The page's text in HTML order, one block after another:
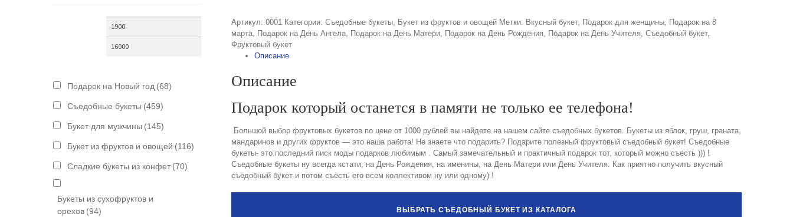
Артикул:0001 Категории:Съедобные букеты Букет из фруктов и овощей Метки: Вкусный букет, Подарок для женщины Подарок на 8
марта Подарок на День Ангела Подарок на День Матери Подарок на День Рождения Подарок на День Учителя ,Съедобный букет,
Фруктовый букет
Описание
Описание
Подарок который останется в памяти не только ее телефона!
Большой выбор фруктовых букетов по цене от 1000 рублей вы найдете на нашем сайте съедобных букетов. Букеты из яблок, груш, граната,
мандаринов и других фруктов — это наша работа! Не знаете что подарить? Подарите полезный фруктовый съедобный букет! Съедобные
букеты- это последний писк моды подарков любимым . Самый замечательный и практичный подарок тот, который можно съесть ))) !
Съедобные букеты ну всегда кстати, на День Рождения, на именины, на День Матери или День Учителя. Как приятно получить вкусный
съедобный букет и потом съесть его всем коллективом ну или одному) !
ВЫБРАТЬ СЪЕДОБНЫЙ БУКЕТ ИЗ КАТАЛОГА
Подарок на Новый год (68)
Съедобные букеты (459)
Букет для мужчины (145)
Букет из фруктов и овощей (116)
Сладкие букеты из конфет (70)
Букеты из сухофруктов и
орехов (94)